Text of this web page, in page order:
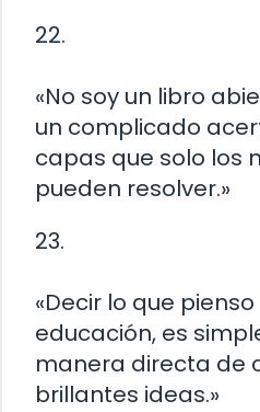
22.
«No soy un libro
un complicado
capas que solo los
pueden resolver.»
23.
«Decir lo que
educación, es
manera directa de
brillantes ideas.»